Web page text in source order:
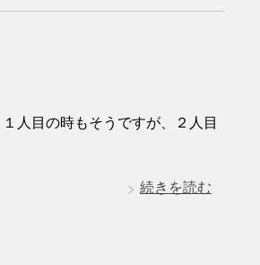
人目の時もそうですが、２人目
続きを読む